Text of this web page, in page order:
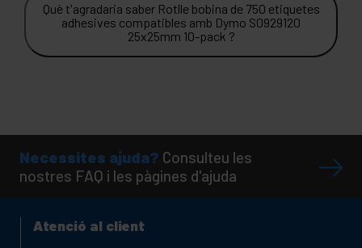
Què t'agradaria saber Rotlle bobina de 750 etiquetes
adhesives compatibles amb Dymo S0929120
25x25mm 10-pack ?
Necessites ajuda? Consulteu les
nostres FAQ i les pàgines d'ajuda
Atenció al client